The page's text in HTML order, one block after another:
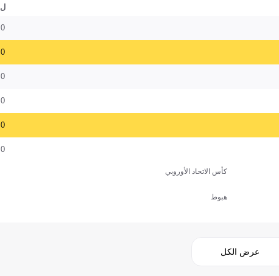
ل
0
0
0
0
0
0
كأس الاتحاد الأوروبي
هبوط
عرض الكل